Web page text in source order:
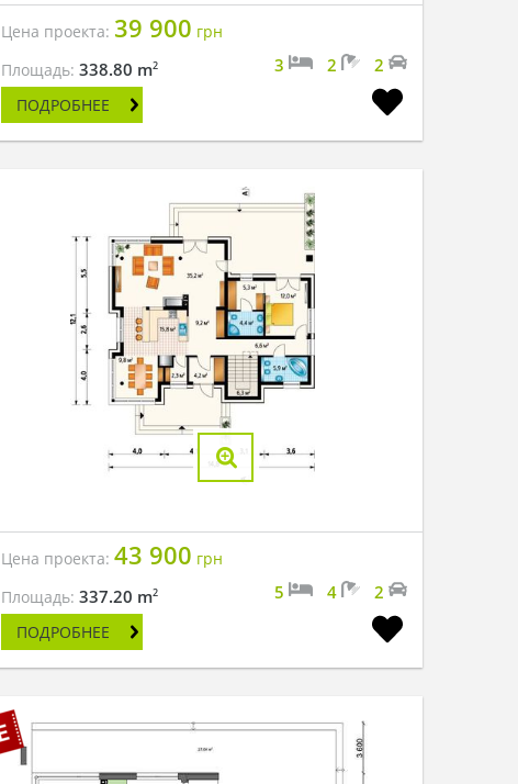
Цена проекта: 39 900 грн
Площадь:338.80 m2 3 2 2
ПОДРОБНЕЕ
Цена проекта:43 900 грн
Площадь:337.20 m2 5 4 2
ПОДРОБНЕЕ